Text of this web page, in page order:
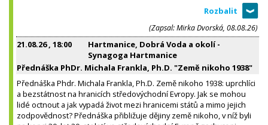
(Zapsal: Mirka Dvorská, 08.08.26)
21.08.26, 18:00
Hartmanice, Dobrá Voda a okolí -
Synagoga Hartmanice
Přednáška PhDr. Michala Frankla, Ph.D. "Země nikoho 1938"
Přednáška Phdr. Michala Frankla, Ph.D. Země nikoho 1938: uprchlíci
a bezstátnost na hranicích středovýchodní Evropy. Jak se mohou
lidé octnout a jak vypadá život mezi hranicemi států a mimo jejich
zodpovědnost? Přednáška přibližuje dějiny země nikoho, v níž byli